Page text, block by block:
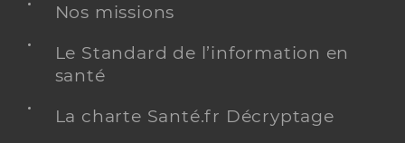
Nos missions
Le Standard de l’information en
santé
La charte Santé.fr Décryptage